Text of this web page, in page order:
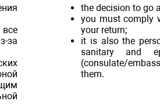
за
the decision to go
you must comply
your return;
it is also the
sanitary and
(consulate/
them.